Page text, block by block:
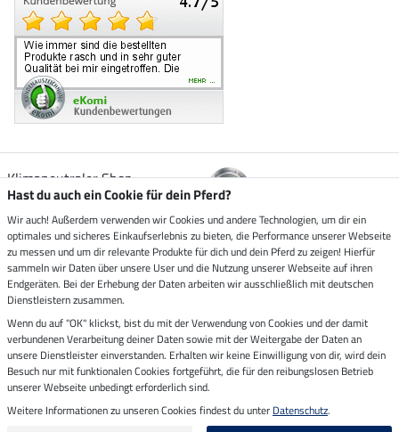
Klimaneutraler Shop
Zustellung durch
Sicher bezahlen mit
Vorkasse
Impressum
Letzte Aktualisierung am 08.08.2026 um 14:33
Hast du auch ein Cookie für dein Pferd?
Wir auch! Außerdem verwenden wir Cookies und andere Technologien, um dir ein
optimales und sicheres Einkaufserlebnis zu bieten, die Performance unserer Webseite
zu messen und um dir relevante Produkte für dich und dein Pferd zu zeigen! Hierfür
sammeln wir Daten über unsere User und die Nutzung unserer Webseite auf ihren
Endgeräten. Bei der Erhebung der Daten arbeiten wir ausschließlich mit deutschen
Dienstleistern zusammen.
Wenn du auf "OK" klickst, bist du mit der Verwendung von Cookies und der damit
verbundenen Verarbeitung deiner Daten sowie mit der Weitergabe der Daten an
unsere Dienstleister einverstanden. Erhalten wir keine Einwilligung von dir, wird dein
Besuch nur mit funktionalen Cookies fortgeführt, die für den reibungslosen Betrieb
unserer Webseite unbedingt erforderlich sind.
Weitere Informationen zu unseren Cookies findest du unter Datenschutz.